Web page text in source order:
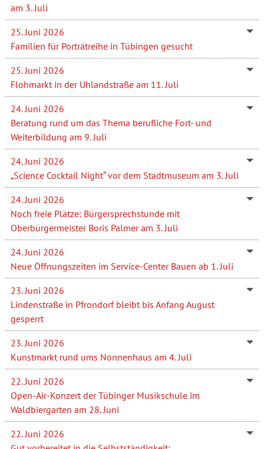
am 3. Juli
25. Juni 2026
Familien für Porträtreihe in Tübingen gesucht
25. Juni 2026
Flohmarkt in der Uhlandstraße am 11. Juli
24. Juni 2026
Beratung rund um das Thema berufliche Fort- und
Weiterbildung am 9. Juli
24. Juni 2026
„Science Cocktail Night“ vor dem Stadtmuseum am 3. Juli
24. Juni 2026
Noch freie Plätze: Bürgersprechstunde mit
Oberbürgermeister Boris Palmer am 3. Juli
24. Juni 2026
Neue Öffnungszeiten im Service-Center Bauen ab 1. Juli
23. Juni 2026
Lindenstraße in Pfrondorf bleibt bis Anfang August
gesperrt
23. Juni 2026
Kunstmarkt rund ums Nonnenhaus am 4. Juli
22. Juni 2026
Open-Air-Konzert der Tübinger Musikschule im
Waldbiergarten am 28. Juni
22. Juni 2026